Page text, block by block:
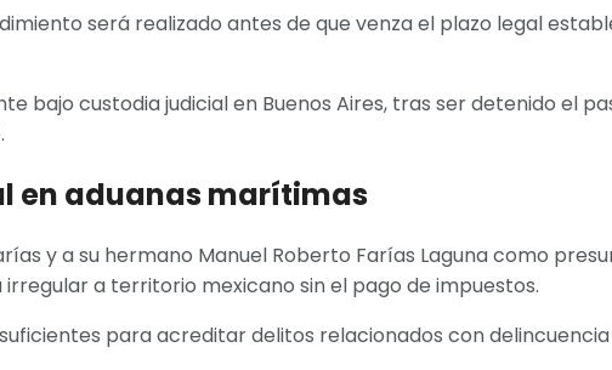
será realizado antes de que venza el plazo legal
bajo custodia judicial en Buenos Aires, tras ser detenido el
en aduanas marítimas
y a su hermano Manuel Roberto Farías Laguna como
a territorio mexicano sin el pago de impuestos.
para acreditar delitos relacionados con